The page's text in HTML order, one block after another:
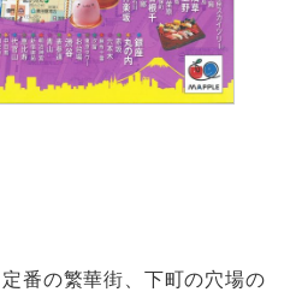
番の繁華街、下町の穴場の